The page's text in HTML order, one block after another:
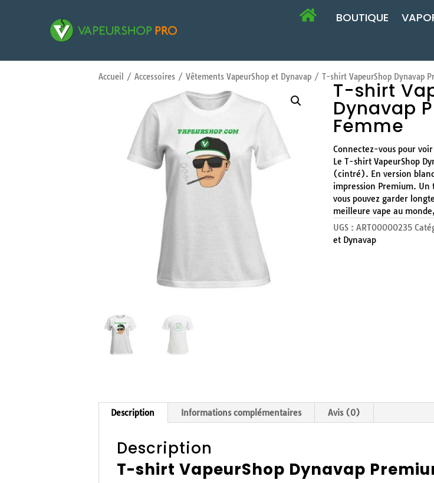
BOUTIQUE
Accueil / Accessoires/ Vêtements VapeurShop et Dynavap/ T-shirt VapeurShop Dynavap
T-shirt
Dynavap
Femme
Connectez-vous pour
Le T-shirt VapeurShop
(cintré). En version
impression Premium.
vous pouvez garder
meilleure vape au
UGS :ART00000235
et Dynavap
Description Informations complémentaires Avis (0)
Description
T-shirt VapeurShop Dynavap